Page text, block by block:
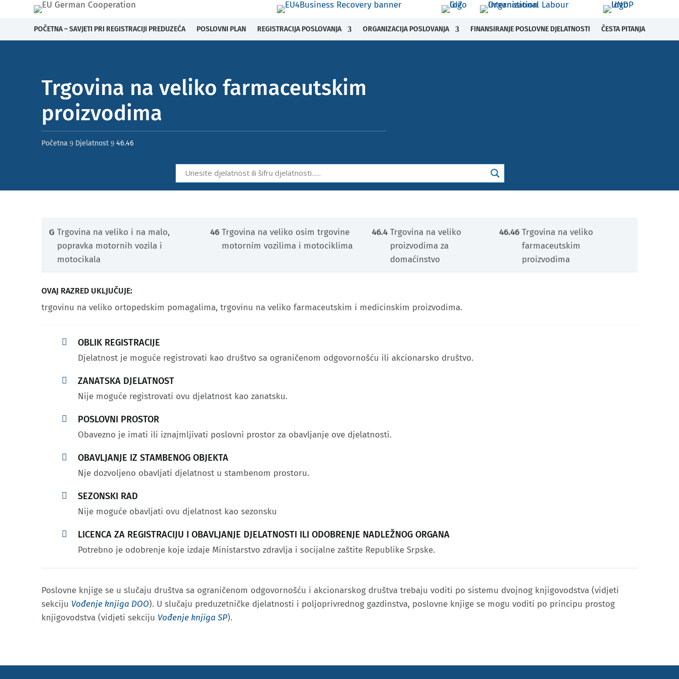
POČETNA – SAVJETI PRI REGISTRACIJI PREDUZEĆA POSLOVNI PLAN REGISTRACIJA POSLOVANJA ORGANIZACIJA POSLOVANJA FINANSIRANJE POSLOVNE DJELATNOSTI ČESTA PITANJA
Trgovina na veliko farmaceutskim
proizvodima
Početna 9 Djelatnost 9 46.46
G Trgovina na veliko i na malo,
popravka motornih vozila i
motocikala
46 Trgovina na veliko osim trgovine
motornim vozilima i motociklima
46.4 Trgovina na veliko
proizvodima za
domaćinstvo
46.46 Trgovina na veliko
farmaceutskim
proizvodima
OVAJ RAZRED UKLJUČUJE:
trgovinu na veliko ortopedskim pomagalima, trgovinu na veliko farmaceutskim i medicinskim proizvodima.
 OBLIK REGISTRACIJE
Djelatnost je moguće registrovati kao društvo sa ograničenom odgovornošću ili akcionarsko društvo.
 ZANATSKA DJELATNOST
Nije moguće registrovati ovu djelatnost kao zanatsku.
 POSLOVNI PROSTOR
Obavezno je imati ili iznajmljivati poslovni prostor za obavljanje ove djelatnosti.
 OBAVLJANJE IZ STAMBENOG OBJEKTA
Nje dozvoljeno obavljati djelatnost u stambenom prostoru.
 SEZONSKI RAD
Nije moguće obavljati ovu djelatnost kao sezonsku
 LICENCA ZA REGISTRACIJU I OBAVLJANJE DJELATNOSTI ILI ODOBRENJE NADLEŽNOG ORGANA
Potrebno je odobrenje koje izdaje Ministarstvo zdravlja i socijalne zaštite Republike Srpske.
Poslovne knjige se u slučaju društva sa ograničenom odgovornošću i akcionarskog društva trebaju voditi po sistemu dvojnog knjigovodstva (vidjeti
sekciju Vođenje knjiga DOO). U slučaju preduzetničke djelatnosti i poljoprivrednog gazdinstva, poslovne knjige se mogu voditi po principu prostog
knjigovodstva (vidjeti sekciju Vođenje knjiga SP).